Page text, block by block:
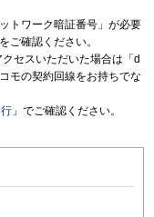
トワーク暗証番号」が必要
をご確認ください。
セスいただいた場合は「d
モの契約回線をお持ちでな
」でご確認ください。